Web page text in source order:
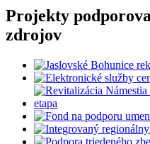
Projekty
zdrojov